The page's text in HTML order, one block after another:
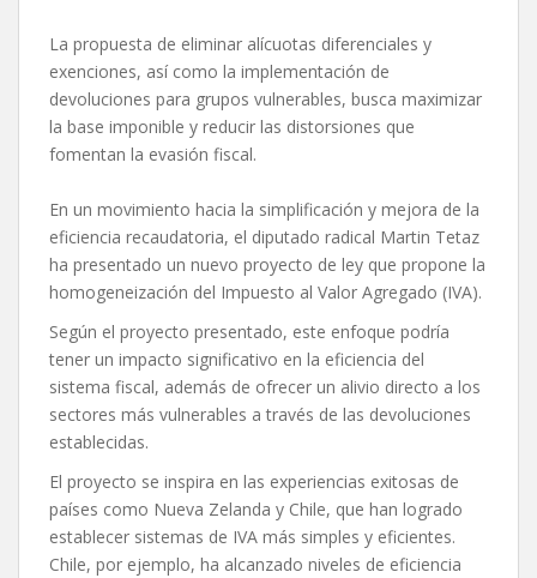
La propuesta de eliminar alícuotas diferenciales y
exenciones, así como la implementación de
devoluciones para grupos vulnerables, busca maximizar
la base imponible y reducir las distorsiones que
fomentan la evasión fiscal.
En un movimiento hacia la simplificación y mejora de la
eficiencia recaudatoria, el diputado radical Martin Tetaz
ha presentado un nuevo proyecto de ley que propone la
homogeneización del Impuesto al Valor Agregado (IVA).
Según el proyecto presentado, este enfoque podría
tener un impacto significativo en la eficiencia del
sistema fiscal, además de ofrecer un alivio directo a los
sectores más vulnerables a través de las devoluciones
establecidas.
El proyecto se inspira en las experiencias exitosas de
países como Nueva Zelanda y Chile, que han logrado
establecer sistemas de IVA más simples y eficientes.
Chile, por ejemplo, ha alcanzado niveles de eficiencia